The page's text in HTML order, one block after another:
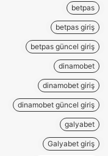
betpas
betpas giriş
betpas güncel giriş
dinamobet
dinamobet giriş
dinamobet güncel giriş
galyabet
Galyabet giriş